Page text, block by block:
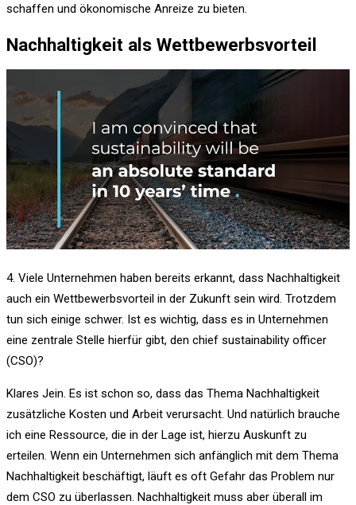
schaffen und ökonomische Anreize zu bieten.
Nachhaltigkeit als Wettbewerbsvorteil
4. Viele Unternehmen haben bereits erkannt, dass Nachhaltigkeit
auch ein Wettbewerbsvorteil in der Zukunft sein wird. Trotzdem
tun sich einige schwer. Ist es wichtig, dass es in Unternehmen
eine zentrale Stelle hierfür gibt, den chief sustainability officer
(CSO)?
Klares Jein. Es ist schon so, dass das Thema Nachhaltigkeit
zusätzliche Kosten und Arbeit verursacht. Und natürlich brauche
ich eine Ressource, die in der Lage ist, hierzu Auskunft zu
erteilen. Wenn ein Unternehmen sich anfänglich mit dem Thema
Nachhaltigkeit beschäftigt, läuft es oft Gefahr das Problem nur
dem CSO zu überlassen. Nachhaltigkeit muss aber überall im